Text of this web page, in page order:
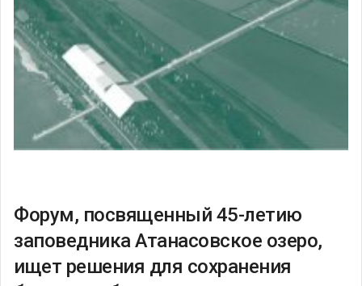
Форум, посвященный 45-летию
заповедника Атанасовское озеро,
ищет решения для сохранения